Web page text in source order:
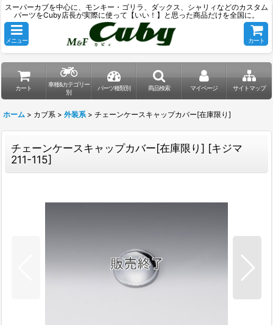
スーパーカブを中心に、モンキー・ゴリラ、ダックス、シャリィなどのカスタム
パーツをCuby店長が実際に使って【いい！】と思った商品だけを全国に。
メニュー カート
カート
車種&カテゴリー
別
パーツ種類別 商品検索 マイページ サイトマップ
ホーム > カブ系 > 外装系 > チェーンケースキャップカバー[在庫限り]
チェーンケースキャップカバー[在庫限り] [キジマ
211-115]